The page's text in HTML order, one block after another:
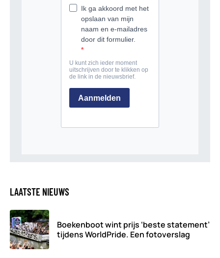
LAATSTE NIEUWS
Boekenboot wint prijs ‘beste statement’
tijdens WorldPride. Een fotoverslag